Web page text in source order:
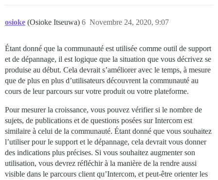
osioke (Osioke Itseuwa) Novembre 24, 2020, 9:07
6
Étant donné que la communauté est utilisée comme outil de support
et de dépannage, il est logique que la situation que vous décrivez se
produise au début. Cela devrait s’améliorer avec le temps, à mesure
que de plus en plus d’utilisateurs découvrent la communauté au
cours de leur parcours sur votre produit ou votre plateforme.
Pour mesurer la croissance, vous pouvez vérifier si le nombre de
sujets, de publications et de questions posées sur Intercom est
similaire à celui de la communauté. Étant donné que vous souhaitez
l’utiliser pour le support et le dépannage, cela devrait vous donner
des indications plus précises. Si vous souhaitez augmenter son
utilisation, vous devrez réfléchir à la manière de la rendre aussi
visible dans le parcours client qu’Intercom, et peut-être orienter les